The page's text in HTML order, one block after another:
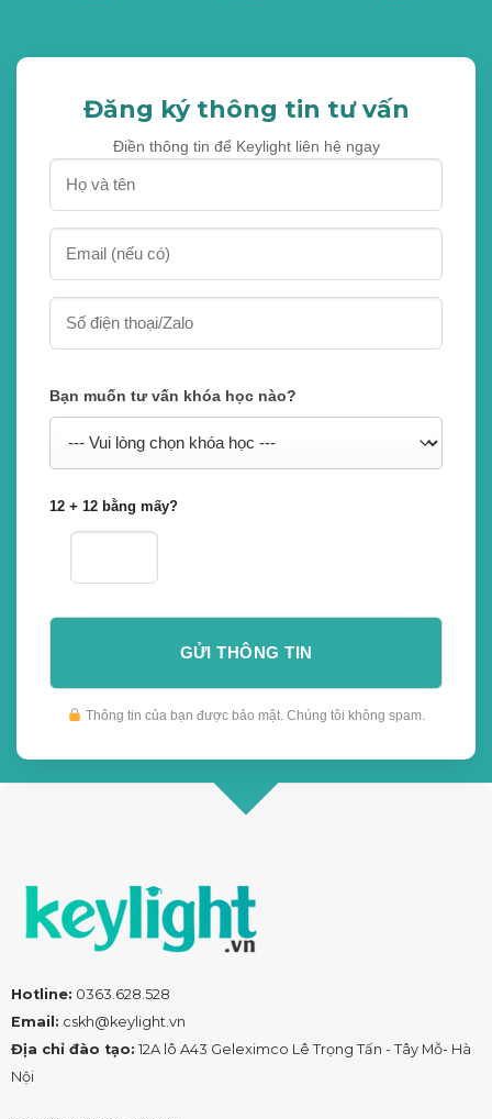
Đăng ký thông tin tư vấn
Điền thông tin để Keylight liên hệ ngay
Bạn muốn tư vấn khóa học nào?
12 + 12 bằng mấy?
Thông tin của bạn được bảo mật. Chúng tôi không spam.
Hotline: 0363.628.528
Email: cskh@keylight.vn
Địa chỉ đào tạo: 12A lô A43 Geleximco Lê Trọng Tấn - Tây Mỗ- Hà
Nội